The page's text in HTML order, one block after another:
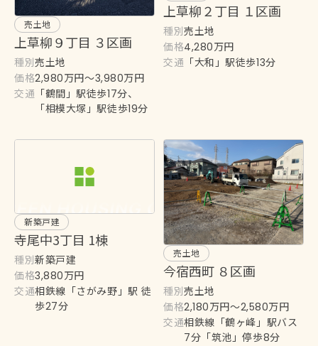
売土地
上草柳９丁目 ３区画
種別売土地
価格2,980万円〜3,980万円
交通 「鶴間」駅徒歩17分、
「相模大塚」駅徒歩19分
上草柳２丁目 １区画
種別売土地
価格4,280万円
交通 「大和」駅徒歩13分
新築戸建
寺尾中3丁目 1棟
種別新築戸建
価格3,880万円
交通相鉄線「さがみ野」駅 徒
歩27分
売土地
今宿西町 ８区画
種別売土地
価格2,180万円〜2,580万円
交通相鉄線「鶴ヶ峰」駅バス
7分「筑池」停歩8分